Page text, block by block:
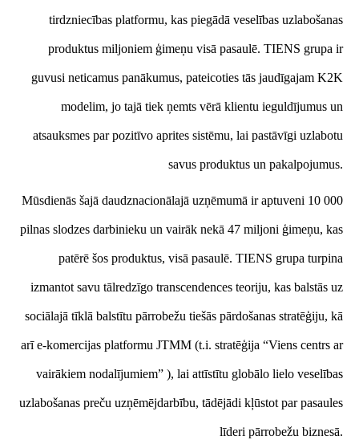
tirdzniecības platformu, kas piegādā veselības uzlabošanas
produktus miljoniem ģimeņu visā pasaulē. TIENS grupa ir
guvusi neticamus panākumus, pateicoties tās jaudīgajam K2K
modelim, jo tajā tiek ņemts vērā klientu ieguldījumus un
atsauksmes par pozitīvo aprites sistēmu, lai pastāvīgi uzlabotu
savus produktus un pakalpojumus.
Mūsdienās šajā daudznacionālajā uzņēmumā ir aptuveni 10 000
pilnas slodzes darbinieku un vairāk nekā 47 miljoni ģimeņu, kas
patērē šos produktus, visā pasaulē. TIENS grupa turpina
izmantot savu tālredzīgo transcendences teoriju, kas balstās uz
sociālajā tīklā balstītu pārrobežu tiešās pārdošanas stratēģiju, kā
arī e-komercijas platformu JTMM (t.i. stratēģija “Viens centrs ar
vairākiem nodalījumiem” ), lai attīstītu globālo lielo veselības
uzlabošanas preču uzņēmējdarbību, tādējādi kļūstot par pasaules
līderi pārrobežu biznesā.